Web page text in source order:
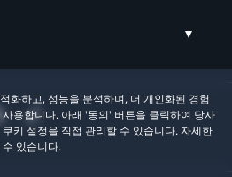
화하고, 성능을 분석하며, 더 개인화된 경험
용합니다. 아래 '동의' 버튼을 클릭하여 당사
키 설정을 직접 관리할 수 있습니다. 자세한
있습니다.